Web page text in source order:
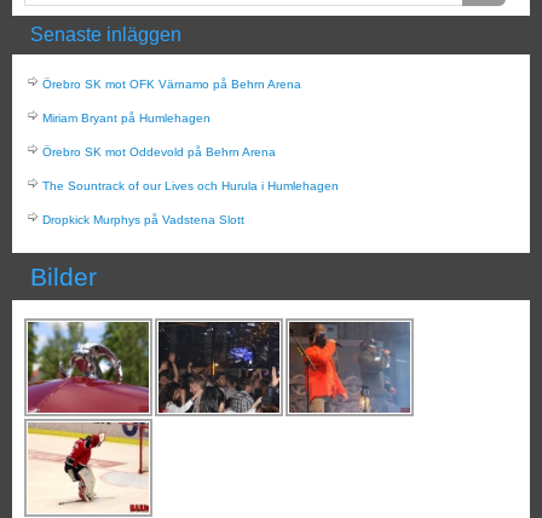
Senaste inläggen
Örebro SK mot OFK Värnamo på Behrn Arena
Miriam Bryant på Humlehagen
Örebro SK mot Oddevold på Behrn Arena
The Sountrack of our Lives och Hurula i Humlehagen
Dropkick Murphys på Vadstena Slott
Bilder